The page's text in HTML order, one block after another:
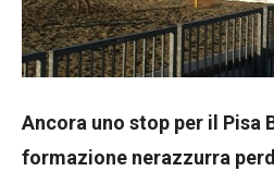
Ancora uno stop per il Pisa
formazione nerazzurra